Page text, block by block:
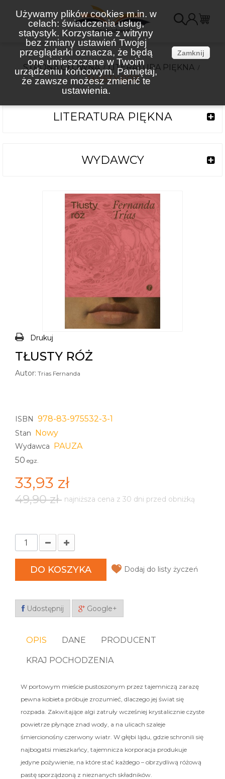
Używamy plików cookies m.in. w
celach: świadczenia usług,
statystyk. Korzystanie z witryny
bez zmiany ustawień Twojej
przeglądarki oznacza, że będą
one umieszczane w Twoim
urządzeniu końcowym. Pamiętaj,
że zawsze możesz zmienić te
ustawienia.
Zamknij
STRONA GŁÓWNA
LITERATURA PIĘKNA
TŁUSTY RÓŻ
LITERATURA PIĘKNA
WYDAWCY
Drukuj
TŁUSTY RÓŻ
Autor: Trias Fernanda
ISBN 978-83-975532-3-1
Stan Nowy
Wydawca PAUZA
50 egz.
33,93 zł
49,90 zł najniższa cena z 30 dni przed obniżką
DO KOSZYKA Dodaj do listy życzeń
Udostępnij Google+
OPIS DANE PRODUCENT
KRAJ POCHODZENIA
W portowym mieście pustoszonym przez tajemniczą zarazę
pewna kobieta próbuje zrozumieć, dlaczego jej świat się
rozpada. Zakwitające algi zatruły wcześniej krystalicznie czyste
powietrze płynące znad wody, a na ulicach szaleje
śmiercionośny czerwony wiatr. W głębi lądu, gdzie schronili się
najbogatsi mieszkańcy, tajemnicza korporacja produkuje
jedyne pożywienie, na które stać każdego – obrzydliwą różową
pastę sporządzoną z nieznanych składników.